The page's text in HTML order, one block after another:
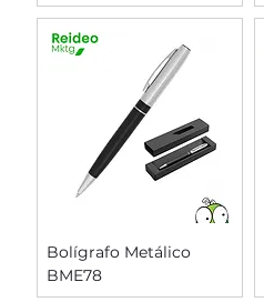
Bolígrafo Metálico
BME78